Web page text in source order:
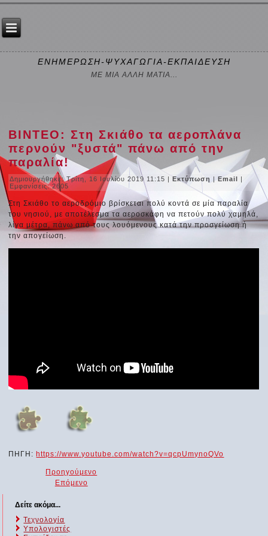
ΕΝΗΜΕΡΩΣΗ-ΨΥΧΑΓΩΓΙΑ-ΕΚΠΑΙΔΕΥΣΗ
ΜΕ ΜΙΑ ΑΛΛΗ ΜΑΤΙΑ...
ΒΙΝΤΕΟ: Στη Σκιάθο τα αεροπλάνα
περνούν "ξυστά" πάνω από την
παραλία!
Δημιουργήθηκε: Τρίτη, 16 Ιουλίου 2019 11:15 |Εκτύπωση |Email |
Εμφανίσεις: 2605
Στη Σκιάθο το αεροδρόμιο βρίσκεται πολύ κοντά σε μία παραλία
του νησιού, με αποτέλεσμα τα αεροσκάφη να πετούν πολύ χαμηλά,
λίγα μέτρα, πάνω από τους λουόμενους κατά την προσγείωση ή
την απογείωση.
ΠΗΓΗ:https://www.youtube.com/watch?v=qcpUmynoQVo
Προηγούμενο
Επόμενο
Δείτε ακόμα...
Τεχνολογία
Υπολογιστές